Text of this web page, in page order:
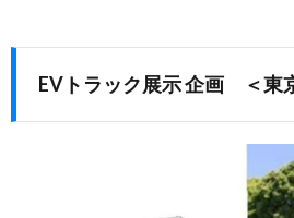
EVトラック展示 企画 ＜東